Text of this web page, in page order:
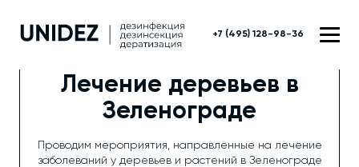
+7 (495) 128-98-36
Лечение деревьев в
Зеленограде
Проводим мероприятия, направленные на лечение
заболеваний у деревьев и растений в Зеленограде